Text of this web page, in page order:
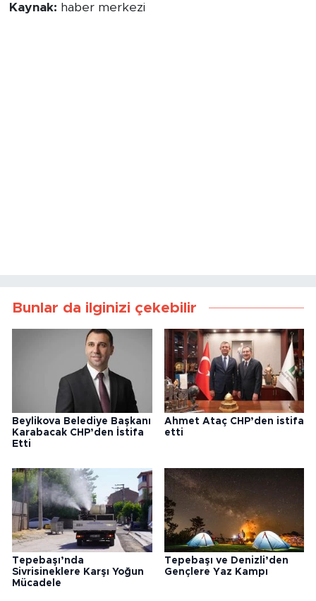
Kaynak: haber merkezi
Bunlar da ilginizi çekebilir
Beylikova Belediye Başkanı
Karabacak CHP’den İstifa
Etti
Ahmet Ataç CHP’den istifa
etti
Tepebaşı’nda
Sivrisineklere Karşı Yoğun
Mücadele
Tepebaşı ve Denizli’den
Gençlere Yaz Kampı